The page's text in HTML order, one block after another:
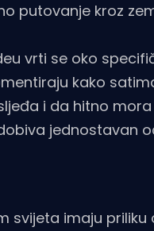
putovanje kroz
vrti se oko
kako
i da hitno
jednostavan
svijeta imaju